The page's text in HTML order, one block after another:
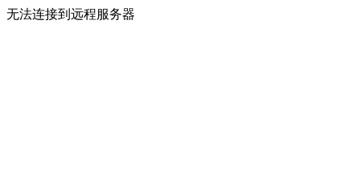
无法连接到远程服务器